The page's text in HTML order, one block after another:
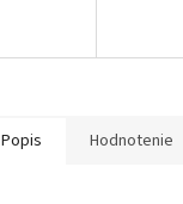
Popis Hodnotenie